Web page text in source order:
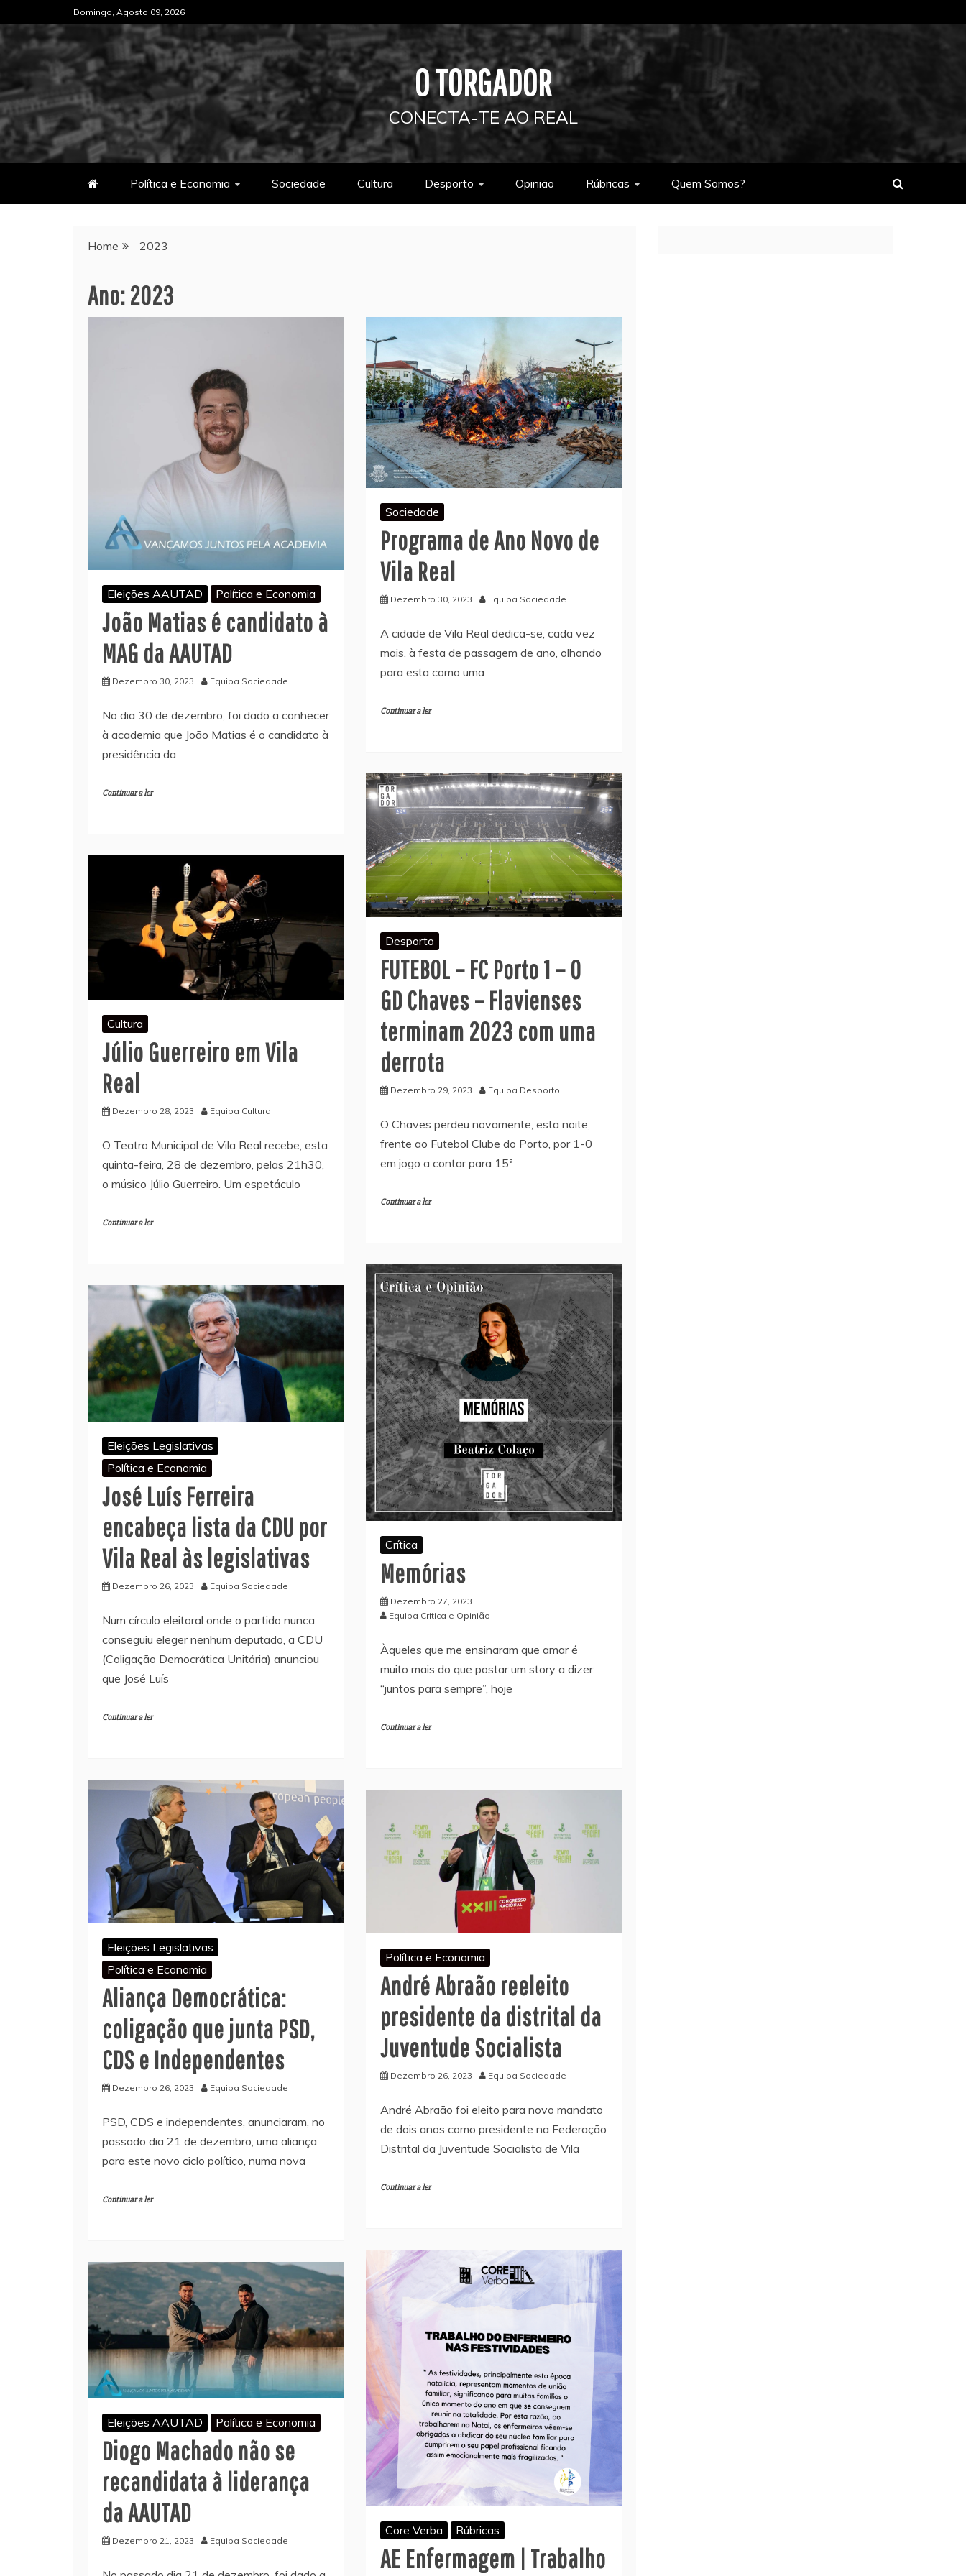
to
content
Domingo, Agosto 09, 2026
O TORGADOR
CONECTA-TE AO REAL
Política e Economia Sociedade Cultura Desporto Opinião Rúbricas Quem Somos?
Home 2023
Ano:2023
Eleições AAUTAD Política e Economia
João Matias é candidato à
MAG da AAUTAD
Dezembro 30, 2023 Equipa Sociedade
No dia 30 de dezembro, foi dado a conhecer
à academia que João Matias é o candidato à
presidência da
Continuar a ler
Sociedade
Programa de Ano Novo de
Vila Real
Dezembro 30, 2023 Equipa Sociedade
A cidade de Vila Real dedica-se, cada vez
mais, à festa de passagem de ano, olhando
para esta como uma
Continuar a ler
Desporto
FUTEBOL – FC Porto 1 – 0
GD Chaves – Flavienses
terminam 2023 com uma
derrota
Dezembro 29, 2023 Equipa Desporto
O Chaves perdeu novamente, esta noite,
frente ao Futebol Clube do Porto, por 1-0
em jogo a contar para 15ª
Continuar a ler
Cultura
Júlio Guerreiro em Vila
Real
Dezembro 28, 2023 Equipa Cultura
O Teatro Municipal de Vila Real recebe, esta
quinta-feira, 28 de dezembro, pelas 21h30,
o músico Júlio Guerreiro. Um espetáculo
Continuar a ler
Crítica
Memórias
Dezembro 27, 2023
Equipa Critica e Opinião
Àqueles que me ensinaram que amar é
muito mais do que postar um story a dizer:
“juntos para sempre”, hoje
Continuar a ler
Eleições Legislativas
Política e Economia
José Luís Ferreira
encabeça lista da CDU por
Vila Real às legislativas
Dezembro 26, 2023 Equipa Sociedade
Num círculo eleitoral onde o partido nunca
conseguiu eleger nenhum deputado, a CDU
(Coligação Democrática Unitária) anunciou
que José Luís
Continuar a ler
Eleições Legislativas
Política e Economia
Aliança Democrática:
coligação que junta PSD,
CDS e Independentes
Dezembro 26, 2023 Equipa Sociedade
PSD, CDS e independentes, anunciaram, no
passado dia 21 de dezembro, uma aliança
para este novo ciclo político, numa nova
Continuar a ler
Política e Economia
André Abraão reeleito
presidente da distrital da
Juventude Socialista
Dezembro 26, 2023 Equipa Sociedade
André Abraão foi eleito para novo mandato
de dois anos como presidente na Federação
Distrital da Juventude Socialista de Vila
Continuar a ler
Core Verba Rúbricas
AE Enfermagem | Trabalho
Eleições AAUTAD Política e Economia
Diogo Machado não se
recandidata à liderança
da AAUTAD
Dezembro 21, 2023 Equipa Sociedade